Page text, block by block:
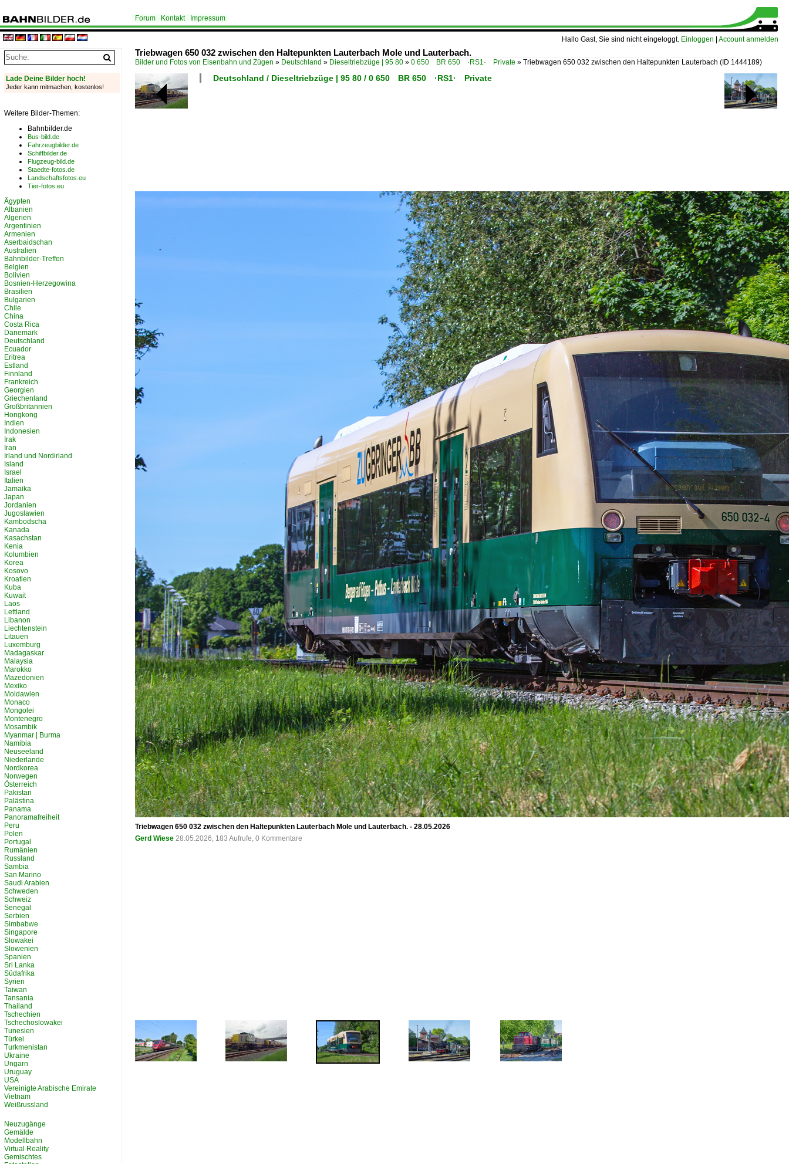
Hallo Gast, Sie sind nicht eingeloggt. Einloggen Account anmelden
Forum Kontakt Impressum
Triebwagen 650 032 zwischen den Haltepunkten Lauterbach Mole und Lauterbach.
Bilder und Fotos von Eisenbahn und Zügen » Deutschland » Dieseltriebzüge | 95 80 » 0 650 BR 650 ·RS1· Private » Triebwagen 650 032 zwischen den Haltepunkten Lauterbach (ID 1444189)
Deutschland / Dieseltriebzüge | 95 80 / 0 650 BR 650 ·RS1· Private
Triebwagen 650 032 zwischen den Haltepunkten Lauterbach Mole und Lauterbach. - 28.05.2026
Gerd Wiese 28.05.2026, 183 Aufrufe, 0 Kommentare
Lade Deine Bilder hoch!
Jeder kann mitmachen, kostenlos!
Weitere Bilder-Themen:
Bahnbilder.de
Bus-bild.de
Fahrzeugbilder.de
Schiffbilder.de
Flugzeug-bild.de
Staedte-fotos.de
Landschaftsfotos.eu
Tier-fotos.eu
Ägypten
Albanien
Algerien
Argentinien
Armenien
Aserbaidschan
Australien
Bahnbilder-Treffen
Belgien
Bolivien
Bosnien-Herzegowina
Brasilien
Bulgarien
Chile
China
Costa Rica
Dänemark
Deutschland
Ecuador
Eritrea
Estland
Finnland
Frankreich
Georgien
Griechenland
Großbritannien
Hongkong
Indien
Indonesien
Irak
Iran
Irland und Nordirland
Island
Israel
Italien
Jamaika
Japan
Jordanien
Jugoslawien
Kambodscha
Kanada
Kasachstan
Kenia
Kolumbien
Korea
Kosovo
Kroatien
Kuba
Kuwait
Laos
Lettland
Libanon
Liechtenstein
Litauen
Luxemburg
Madagaskar
Malaysia
Marokko
Mazedonien
Mexiko
Moldawien
Monaco
Mongolei
Montenegro
Mosambik
Myanmar | Burma
Namibia
Neuseeland
Niederlande
Nordkorea
Norwegen
Österreich
Pakistan
Palästina
Panama
Panoramafreiheit
Peru
Polen
Portugal
Rumänien
Russland
Sambia
San Marino
Saudi Arabien
Schweden
Schweiz
Senegal
Serbien
Simbabwe
Singapore
Slowakei
Slowenien
Spanien
Sri Lanka
Südafrika
Syrien
Taiwan
Tansania
Thailand
Tschechien
Tschechoslowakei
Tunesien
Türkei
Turkmenistan
Ukraine
Ungarn
Uruguay
USA
Vereinigte Arabische Emirate
Vietnam
Weißrussland
Neuzugänge
Gemälde
Modellbahn
Virtual Reality
Gemischtes